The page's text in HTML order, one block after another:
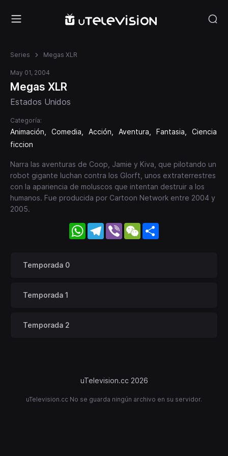
Series Megas XLR
May 01, 2004
Megas XLR
Estados Unidos
Categoría:
Animación Comedia Acción Aventura Fantasia
Ciencia
ficcion
Narra las aventuras de Coop, Jamie y Kiva, que pilotando un
robot gigante luchan contra los Glorft, unos extraterrestres
con la apariencia de moluscos que intentan destruir a los
humanos. Fue producida por Cartoon Network entre 2004 y
2005.
WhatsApp
Telegram
Viber WeChat
Temporada 0
Temporada 1
Temporada 2
uTelevision.cc 2026
uTelevision.cc No se guarda ningún archivo en su servidor.